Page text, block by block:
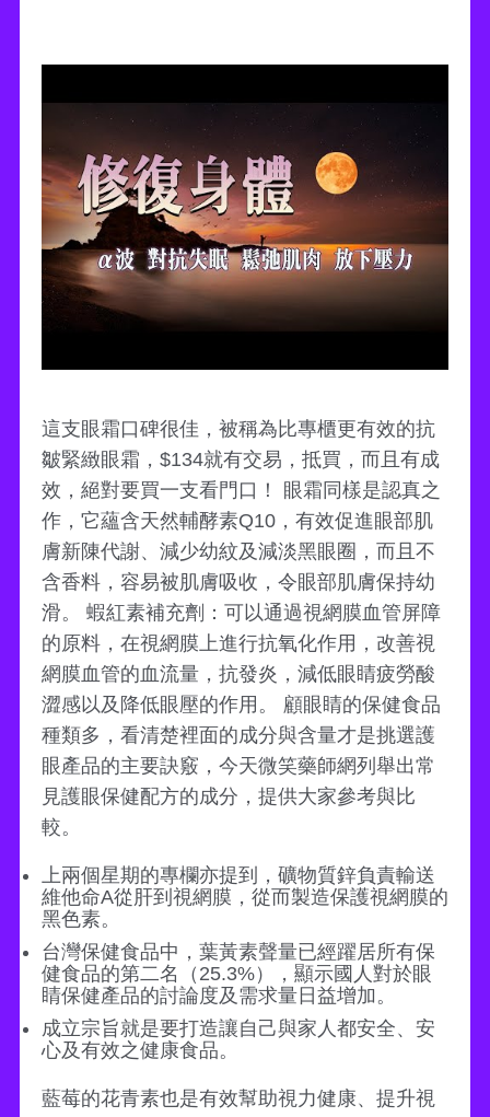
這支眼霜口碑很佳，被稱為比專櫃更有效的抗
皺緊緻眼霜，$134就有交易，抵買，而且有成
效，絕對要買一支看門口！ 眼霜同樣是認真之
作，它蘊含天然輔酵素Q10，有效促進眼部肌
膚新陳代謝、減少幼紋及減淡黑眼圈，而且不
含香料，容易被肌膚吸收，令眼部肌膚保持幼
滑。 蝦紅素補充劑：可以通過視網膜血管屏障
的原料，在視網膜上進行抗氧化作用，改善視
網膜血管的血流量，抗發炎，減低眼睛疲勞酸
澀感以及降低眼壓的作用。 顧眼睛的保健食品
種類多，看清楚裡面的成分與含量才是挑選護
眼產品的主要訣竅，今天微笑藥師網列舉出常
見護眼保健配方的成分，提供大家參考與比
較。
上兩個星期的專欄亦提到，礦物質鋅負責輸送
維他命A從肝到視網膜，從而製造保護視網膜的
黑色素。
台灣保健食品中，葉黃素聲量已經躍居所有保
健食品的第二名（25.3%），顯示國人對於眼
睛保健產品的討論度及需求量日益增加。
成立宗旨就是要打造讓自己與家人都安全、安
心及有效之健康食品。
藍莓的花青素也是有效幫助視力健康、提升視